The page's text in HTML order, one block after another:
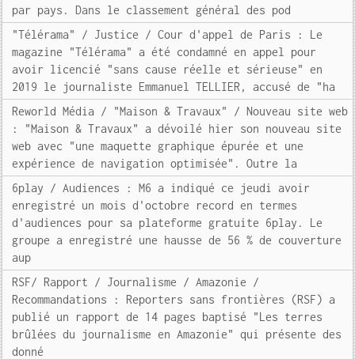
par pays. Dans le classement général des pod
"Télérama" / Justice / Cour d'appel de Paris : Le
magazine "Télérama" a été condamné en appel pour
avoir licencié "sans cause réelle et sérieuse" en
2019 le journaliste Emmanuel TELLIER, accusé de "ha
Reworld Média / "Maison & Travaux" / Nouveau site web
: "Maison & Travaux" a dévoilé hier son nouveau site
web avec "une maquette graphique épurée et une
expérience de navigation optimisée". Outre la
6play / Audiences : M6 a indiqué ce jeudi avoir
enregistré un mois d'octobre record en termes
d'audiences pour sa plateforme gratuite 6play. Le
groupe a enregistré une hausse de 56 % de couverture
aup
RSF/ Rapport / Journalisme / Amazonie /
Recommandations : Reporters sans frontières (RSF) a
publié un rapport de 14 pages baptisé "Les terres
brûlées du journalisme en Amazonie" qui présente des
donné